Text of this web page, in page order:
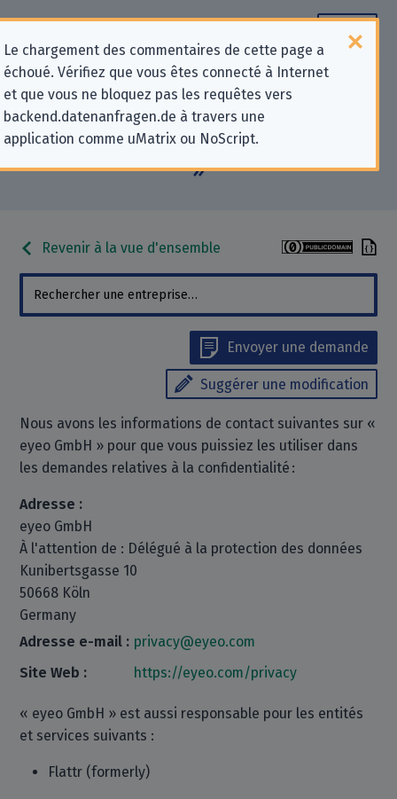
Le chargement des commentaires de cette page a
échoué. Vérifiez que vous êtes connecté à Internet
et que vous ne bloquez pas les requêtes vers
backend.datenanfragen.de à travers une
application comme uMatrix ou NoScript.
Informations de contact pour les
demandes relatives à la protection
de la vie privée pour « eyeo GmbH
»
Revenir à la vue d'ensemble
Envoyer une demande
Suggérer une modification
Nous avons les informations de contact suivantes sur «
eyeo GmbH » pour que vous puissiez les utiliser dans
les demandes relatives à la confidentialité :
Adresse :
eyeo GmbH
À l'attention de : Délégué à la protection des données
Kunibertsgasse 10
50668 Köln
Germany
Adresse e-mail : privacy@eyeo.com
Site Web :
https://eyeo.com/privacy
« eyeo GmbH » est aussi responsable pour les entités
et services suivants :
Flattr (formerly)